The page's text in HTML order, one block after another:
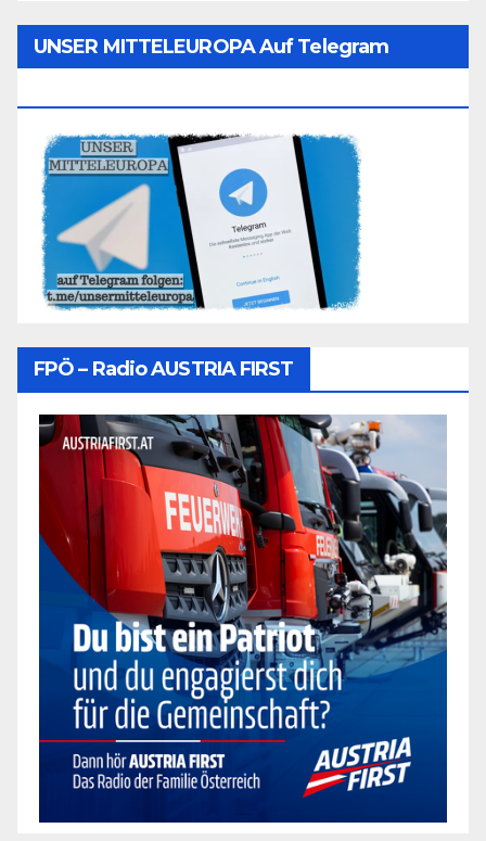
UNSER MITTELEUROPA Auf Telegram
FPÖ – Radio AUSTRIA FIRST